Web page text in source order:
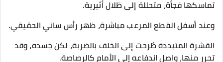
تماسكها فجأة، متحللة إلى ظلال أثيرية.
وعند أسفل القطع المرعب مباشرة، ظهر رأس ساني الحقيقي.
القشرة المتبددة طُرحت إلى الخلف بالضربة، لكن جسده، وقد
تحرر منها، واصل اندفاعه إلى الأمام كالرصاصة.